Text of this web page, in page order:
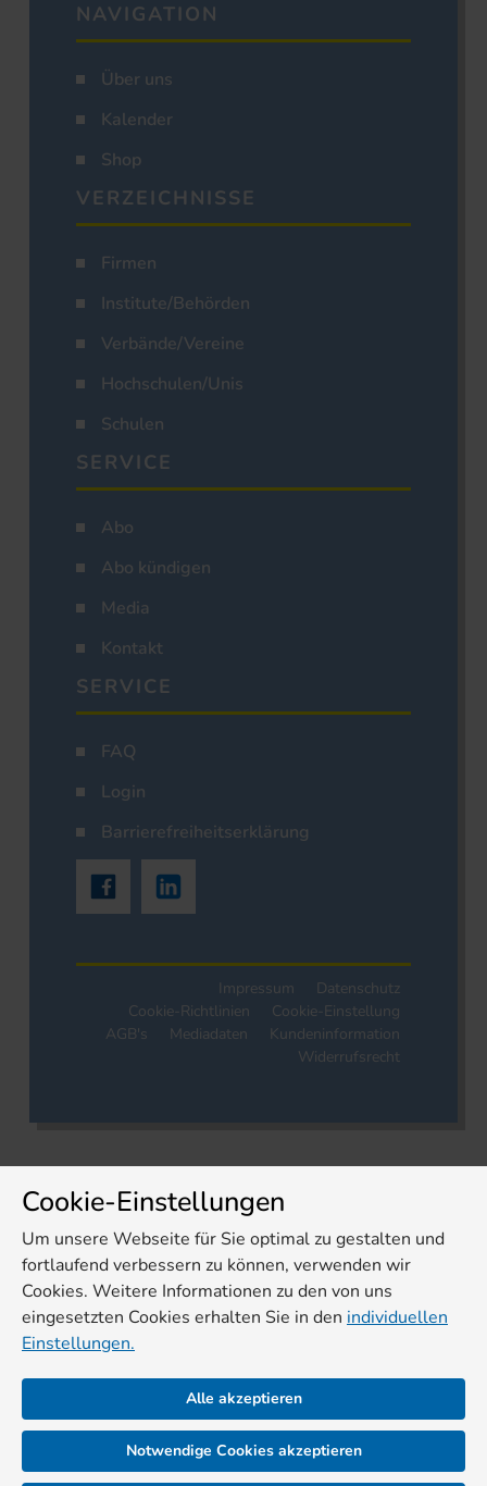
NAVIGATION
Über uns
Kalender
Shop
VERZEICHNISSE
Firmen
Institute/Behörden
Verbände/Vereine
Hochschulen/Unis
Schulen
SERVICE
Abo
Abo kündigen
Media
Kontakt
SERVICE
FAQ
Login
Barrierefreiheitserklärung
Impressum
Datenschutz
Cookie-Richtlinien
Cookie-Einstellung
AGB's
Mediadaten
Kundeninformation
Widerrufsrecht
Cookie-Einstellungen
Um unsere Webseite für Sie optimal zu gestalten und
fortlaufend verbessern zu können, verwenden wir
Cookies. Weitere Informationen zu den von uns
eingesetzten Cookies erhalten Sie in den individuellen
Einstellungen.
Alle akzeptieren
Notwendige Cookies akzeptieren